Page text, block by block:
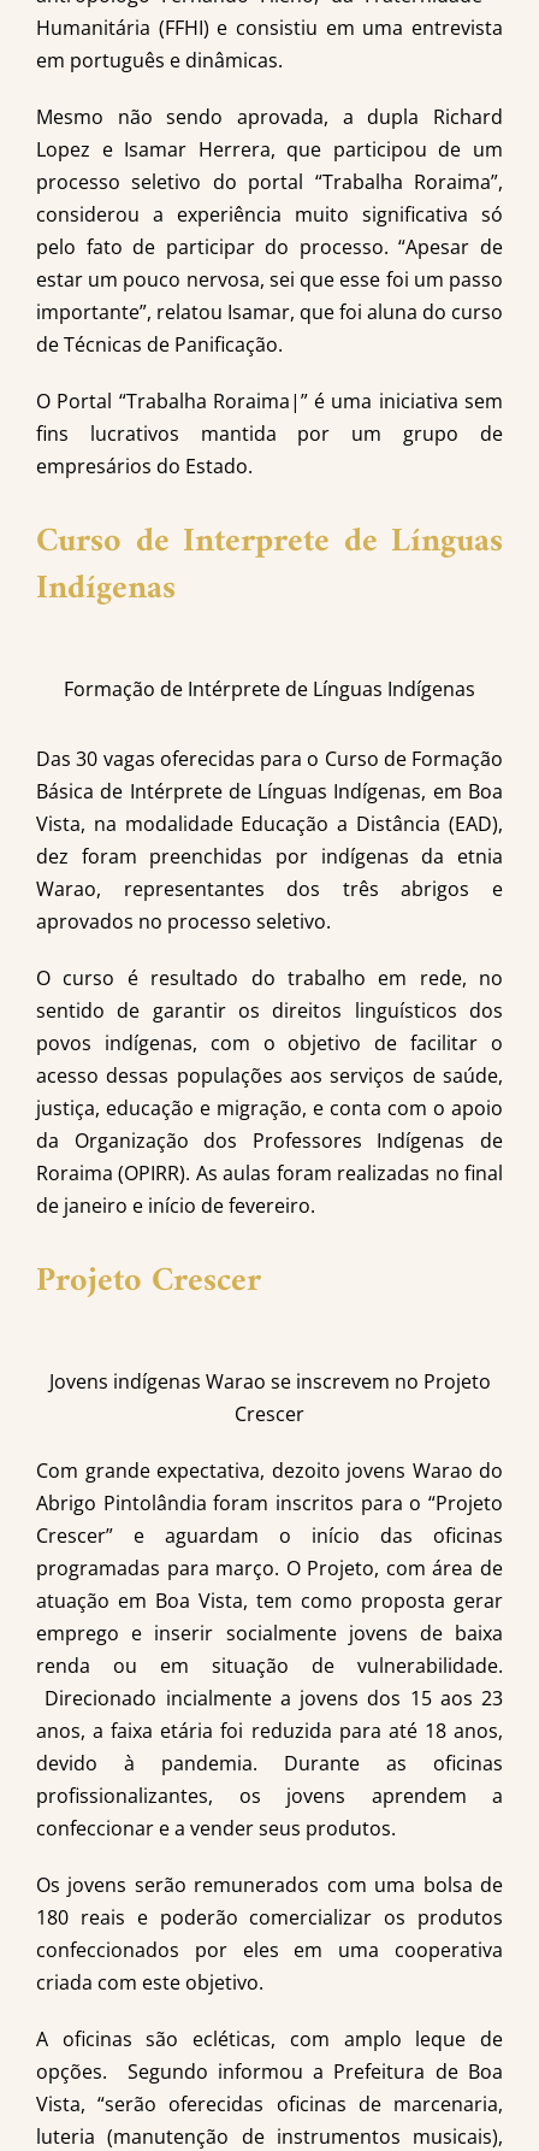
Humanitária (FFHI) e consistiu em uma entrevista
em português e dinâmicas.
Mesmo não sendo aprovada, a dupla Richard
Lopez e Isamar Herrera, que participou de um
processo seletivo do portal “Trabalha Roraima”,
considerou a experiência muito significativa só
pelo fato de participar do processo. “Apesar de
estar um pouco nervosa, sei que esse foi um passo
importante”, relatou Isamar, que foi aluna do curso
de Técnicas de Panificação.
O Portal “Trabalha Roraima|” é uma iniciativa sem
fins lucrativos mantida por um grupo de
empresários do Estado.
Curso de Interprete de Línguas
Indígenas
Formação de Intérprete de Línguas Indígenas
Das 30 vagas oferecidas para o Curso de Formação
Básica de Intérprete de Línguas Indígenas, em Boa
Vista, na modalidade Educação a Distância (EAD),
dez foram preenchidas por indígenas da etnia
Warao, representantes dos três abrigos e
aprovados no processo seletivo.
O curso é resultado do trabalho em rede, no
sentido de garantir os direitos linguísticos dos
povos indígenas, com o objetivo de facilitar o
acesso dessas populações aos serviços de saúde,
justiça, educação e migração, e conta com o apoio
da Organização dos Professores Indígenas de
Roraima (OPIRR). As aulas foram realizadas no final
de janeiro e início de fevereiro.
Projeto Crescer
Jovens indígenas Warao se inscrevem no Projeto
Crescer
Com grande expectativa, dezoito jovens Warao do
Abrigo Pintolândia foram inscritos para o “Projeto
Crescer” e aguardam o início das oficinas
programadas para março. O Projeto, com área de
atuação em Boa Vista, tem como proposta gerar
emprego e inserir socialmente jovens de baixa
renda ou em situação de vulnerabilidade.
Direcionado incialmente a jovens dos 15 aos 23
anos, a faixa etária foi reduzida para até 18 anos,
devido à pandemia. Durante as oficinas
profissionalizantes, os jovens aprendem a
confeccionar e a vender seus produtos.
Os jovens serão remunerados com uma bolsa de
180 reais e poderão comercializar os produtos
confeccionados por eles em uma cooperativa
criada com este objetivo.
A oficinas são ecléticas, com amplo leque de
opções. Segundo informou a Prefeitura de Boa
Vista, “serão oferecidas oficinas de marcenaria,
luteria (manutenção de instrumentos musicais),